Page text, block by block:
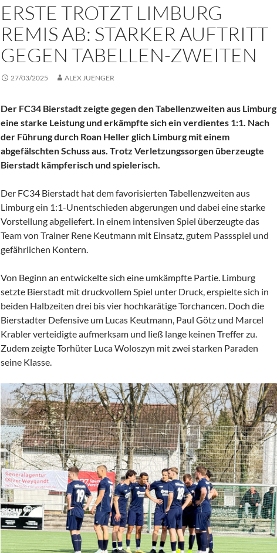
ERSTE TROTZT LIMBURG
REMIS AB: STARKER AUFTRITT
GEGEN TABELLEN-ZWEITEN
27/03/2025 ALEX JUENGER
Der FC34 Bierstadt zeigte gegen den Tabellenzweiten aus Limburg
eine starke Leistung und erkämpfte sich ein verdientes 1:1. Nach
der Führung durch Roan Heller glich Limburg mit einem
abgefälschten Schuss aus. Trotz Verletzungssorgen überzeugte
Bierstadt kämpferisch und spielerisch.
Der FC34 Bierstadt hat dem favorisierten Tabellenzweiten aus
Limburg ein 1:1-Unentschieden abgerungen und dabei eine starke
Vorstellung abgeliefert. In einem intensiven Spiel überzeugte das
Team von Trainer Rene Keutmann mit Einsatz, gutem Passspiel und
gefährlichen Kontern.
Von Beginn an entwickelte sich eine umkämpfte Partie. Limburg
setzte Bierstadt mit druckvollem Spiel unter Druck, erspielte sich in
beiden Halbzeiten drei bis vier hochkarätige Torchancen. Doch die
Bierstadter Defensive um Lucas Keutmann, Paul Götz und Marcel
Krabler verteidigte aufmerksam und ließ lange keinen Treffer zu.
Zudem zeigte Torhüter Luca Woloszyn mit zwei starken Paraden
seine Klasse.